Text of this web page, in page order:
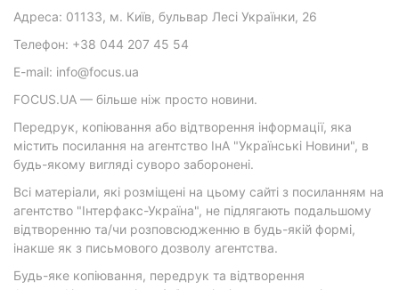
Адреса: 01133, м. Київ, бульвар Лесі Українки, 26
Телефон: +38 044 207 45 54
E-mail: info@focus.ua
FOCUS.UA — більше ніж просто новини.
Передрук, копіювання або відтворення інформації, яка
містить посилання на агентство ІнА "Українські Новини", в
будь-якому вигляді суворо заборонені.
Всі матеріали, які розміщені на цьому сайті з посиланням на
агентство "Інтерфакс-Україна", не підлягають подальшому
відтворенню та/чи розповсюдженню в будь-якій формі,
інакше як з письмового дозволу агентства.
Будь-яке копіювання, передрук та відтворення